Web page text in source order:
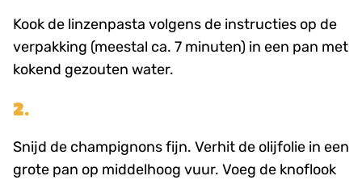
Kook de linzenpasta volgens de instructies op de
verpakking (meestal ca. 7 minuten) in een pan met
kokend gezouten water.
2.
Snijd de champignons fijn. Verhit de olijfolie in een
grote pan op middelhoog vuur. Voeg de knoflook